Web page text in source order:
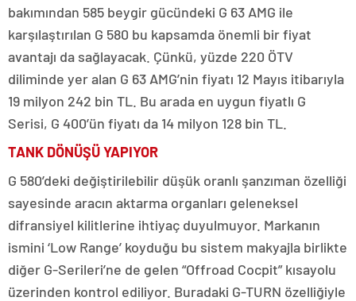
bakımından 585 beygir gücündeki G 63 AMG ile
karşılaştırılan G 580 bu kapsamda önemli bir fiyat
avantajı da sağlayacak. Çünkü, yüzde 220 ÖTV
diliminde yer alan G 63 AMG’nin fiyatı 12 Mayıs itibarıyla
19 milyon 242 bin TL. Bu arada en uygun fiyatlı G
Serisi, G 400’ün fiyatı da 14 milyon 128 bin TL.
TANK DÖNÜŞÜ YAPIYOR
G 580’deki değiştirilebilir düşük oranlı şanzıman özelliği
sayesinde aracın aktarma organları geleneksel
difransiyel kilitlerine ihtiyaç duyulmuyor. Markanın
ismini ‘Low Range’ koyduğu bu sistem makyajla birlikte
diğer G-Serileri’ne de gelen “Offroad Cocpit” kısayolu
üzerinden kontrol ediliyor. Buradaki G-TURN özelliğiyle